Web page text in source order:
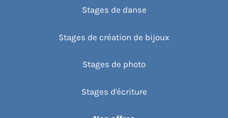
Stages de danse
Stages de création de bijoux
Stages de photo
Stages d'écriture